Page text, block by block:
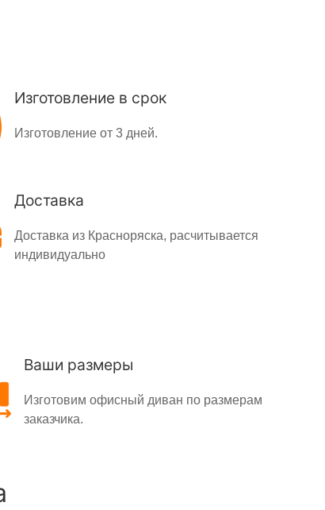
Изготовление в срок
Изготовление от 3 дней.
Доставка
Доставка из Красноряска, расчитывается
индивидуально
Ваши размеры
Изготовим офисный диван по размерам
заказчика.